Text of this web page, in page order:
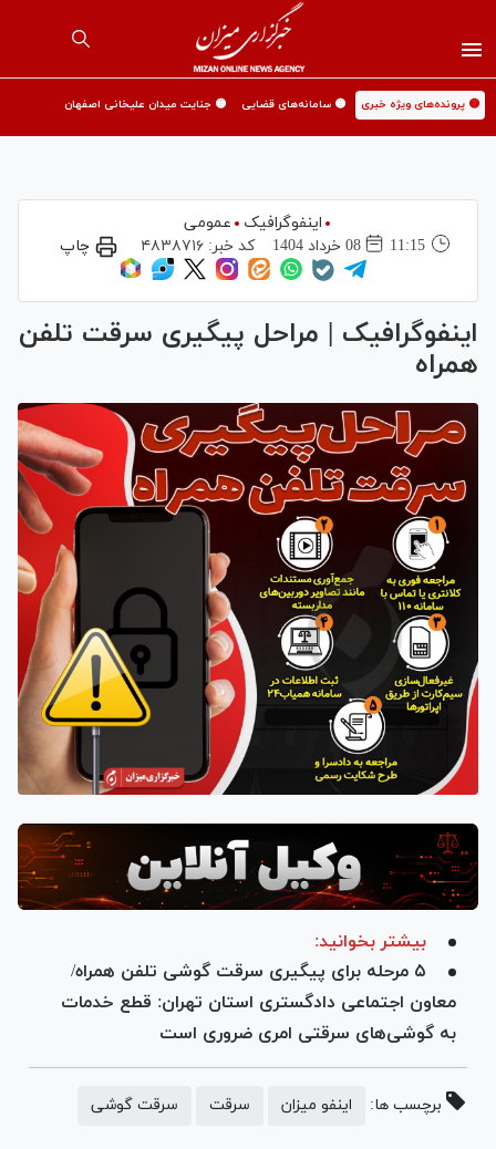
🟡 پرونده‌های ویژه خبری 🟡 سامانه‌های قضایی 🟡 جنایت میدان علیخانی اصفهان
اینفوگرافیک
عمومی
11:15
08 خرداد 1404 کد خبر: ۴۸۳۸۷۱۶ چاپ
اینفوگرافیک | مراحل پیگیری سرقت تلفن
همراه
بیشتر بخوانید:
۵ مرحله برای پیگیری سرقت گوشی تلفن همراه/
معاون اجتماعی دادگستری استان تهران: قطع خدمات
به گوشی‌های سرقتی امری ضروری است
برچسب ها: اینفو میزان سرقت سرقت گوشی